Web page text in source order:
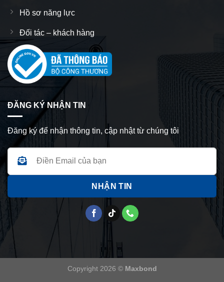
Hồ sơ năng lực
Đối tác – khách hàng
ĐĂNG KÝ NHẬN TIN
Đăng ký để nhận thông tin, cập nhật từ chúng tôi
Copyright 2026 © Maxbond